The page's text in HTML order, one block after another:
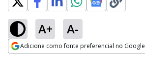
A+ A-
Adicione como fonte preferencial no Google